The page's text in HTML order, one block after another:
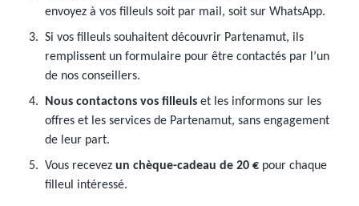
envoyez à vos filleuls soit par mail, soit sur WhatsApp.
Si vos filleuls souhaitent découvrir Partenamut, ils
remplissent un formulaire pour être contactés par l’un
de nos conseillers.
Nous contactons vos filleuls et les informons sur les
offres et les services de Partenamut, sans engagement
de leur part.
Vous recevez un chèque-cadeau de 20 € pour chaque
filleul intéressé.